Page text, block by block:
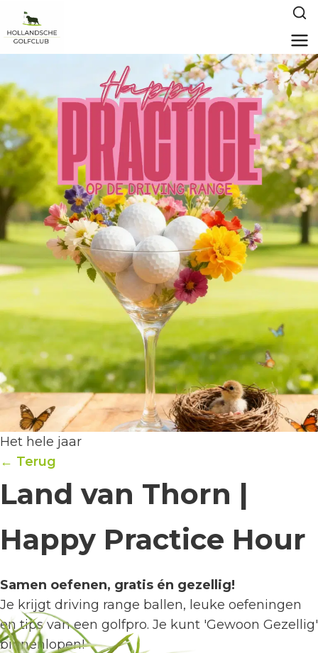
Het hele jaar
← Terug
Land van Thorn |
Happy Practice Hour
Samen oefenen, gratis én gezellig!
Je krijgt driving range ballen, leuke oefeningen
en tips van een golfpro. Je kunt 'Gewoon Gezellig'
binnenlopen!